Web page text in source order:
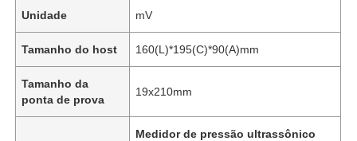
Unidade mV
Tamanho do host 160(L)*195(C)*90(A)mm
Tamanho da
ponta de prova
19x210mm
Medidor de pressão ultrassônico